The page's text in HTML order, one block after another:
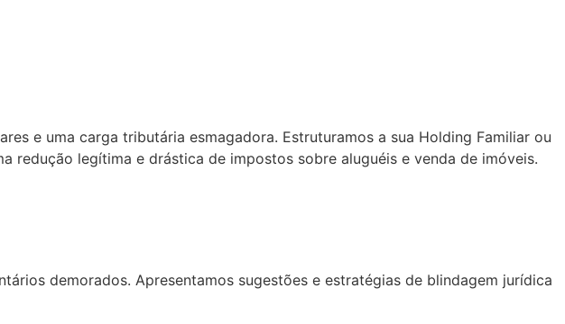
e uma carga tributária esmagadora. Estruturamos a sua Holding Familiar ou
redução legítima e drástica de impostos sobre aluguéis e venda de imóveis.
demorados. Apresentamos sugestões e estratégias de blindagem jurídica